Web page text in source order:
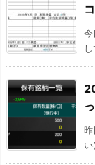
今
昨